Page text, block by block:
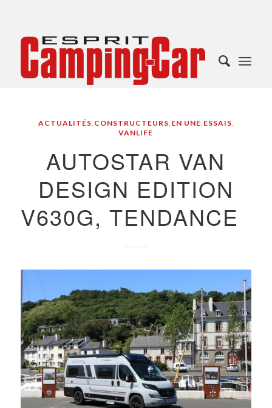
ACTUALITÉS, CONSTRUCTEURS, EN UNE, ESSAIS,
VANLIFE
AUTOSTAR VAN
DESIGN EDITION
V630G, TENDANCE